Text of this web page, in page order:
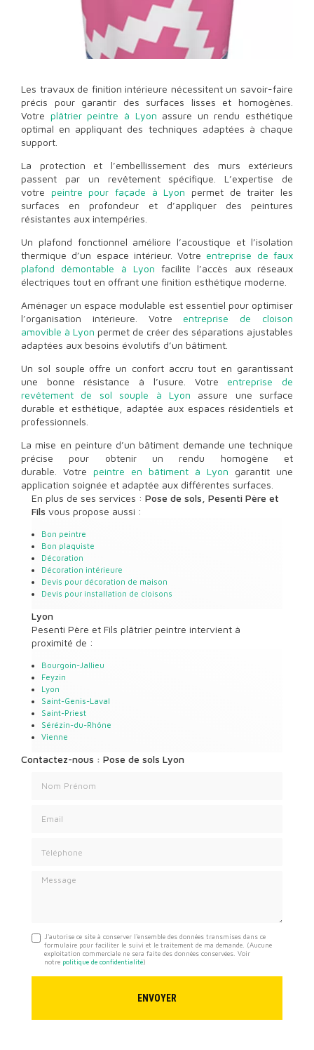
Les travaux de finition intérieure nécessitent un savoir-faire
précis pour garantir des surfaces lisses et homogènes.
Votre plâtrier peintre à Lyon assure un rendu esthétique
optimal en appliquant des techniques adaptées à chaque
support.
La protection et l’embellissement des murs extérieurs
passent par un revêtement spécifique. L’expertise de
votre peintre pour façade à Lyon permet de traiter les
surfaces en profondeur et d’appliquer des peintures
résistantes aux intempéries.
Un plafond fonctionnel améliore l’acoustique et l’isolation
thermique d’un espace intérieur. Votre entreprise de faux
plafond démontable à Lyon facilite l’accès aux réseaux
électriques tout en offrant une finition esthétique moderne.
Aménager un espace modulable est essentiel pour optimiser
l’organisation intérieure. Votre entreprise de cloison
amovible à Lyon permet de créer des séparations ajustables
adaptées aux besoins évolutifs d’un bâtiment.
Un sol souple offre un confort accru tout en garantissant
une bonne résistance à l’usure. Votre entreprise de
revêtement de sol souple à Lyon assure une surface
durable et esthétique, adaptée aux espaces résidentiels et
professionnels.
La mise en peinture d’un bâtiment demande une technique
précise pour obtenir un rendu homogène et
durable. Votre peintre en bâtiment à Lyon garantit une
application soignée et adaptée aux différentes surfaces.
En plus de ses services : Pose de sols, Pesenti Père et
Fils vous propose aussi :
Bon peintre
Bon plaquiste
Décoration
Décoration intérieure
Devis pour décoration de maison
Devis pour installation de cloisons
Lyon
Pesenti Père et Fils plâtrier peintre intervient à
proximité de :
Bourgoin-Jallieu
Feyzin
Lyon
Saint-Genis-Laval
Saint-Priest
Sérézin-du-Rhône
Vienne
Contactez-nous : Pose de sols Lyon
Message
J'autorise ce site à conserver l'ensemble des données transmises dans ce
formulaire pour faciliter le suivi et le traitement de ma demande. (Aucune
exploitation commerciale ne sera faite des données conservées. Voir
notre politique de confidentialité)